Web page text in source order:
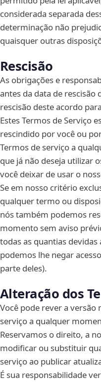
considerada separada
determinação não
quaisquer outras
Rescisão
As obrigações e
antes da data de rescisão
rescisão deste acordo
Estes Termos de Serviço
rescindido por você ou
Termos de serviço a
que já não deseja utilizar
você deixar de usar o
Se em nosso critério
qualquer termo ou
nós também podemos
momento sem aviso
todas as quantias
podemos lhe negar
parte deles).
Alteração dos
Você pode rever a versão
serviço a qualquer
Reservamos o direito, a
modificar ou substituir
serviço ao publicar
É sua responsabilidade